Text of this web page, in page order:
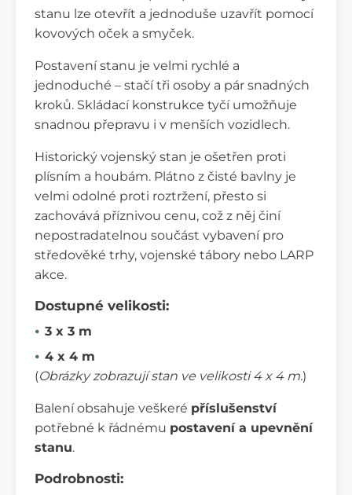
stanu lze otevřít a jednoduše uzavřít pomocí
kovových oček a smyček.
Postavení stanu je velmi rychlé a
jednoduché – stačí tři osoby a pár snadných
kroků. Skládací konstrukce tyčí umožňuje
snadnou přepravu i v menších vozidlech.
Historický vojenský stan je ošetřen proti
plísním a houbám. Plátno z čisté bavlny je
velmi odolné proti roztržení, přesto si
zachovává příznivou cenu, což z něj činí
nepostradatelnou součást vybavení pro
středověké trhy, vojenské tábory nebo LARP
akce.
Dostupné velikosti:
3 x 3 m
4 x 4 m
(Obrázky zobrazují stan ve velikosti 4 x 4 m.)
Balení obsahuje veškeré příslušenství
potřebné k řádnému postavení a upevnění
stanu.
Podrobnosti: